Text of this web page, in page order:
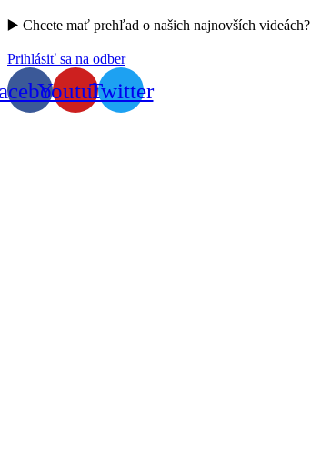
▶️ Chcete mať prehľad o našich najnovších videách?
Prihlásiť sa na odber
YoutubeTwitter